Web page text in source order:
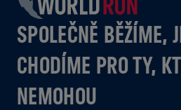
SPOLEČNĚ BĚŽÍME,
CHODÍME PRO TY,
NEMOHOU